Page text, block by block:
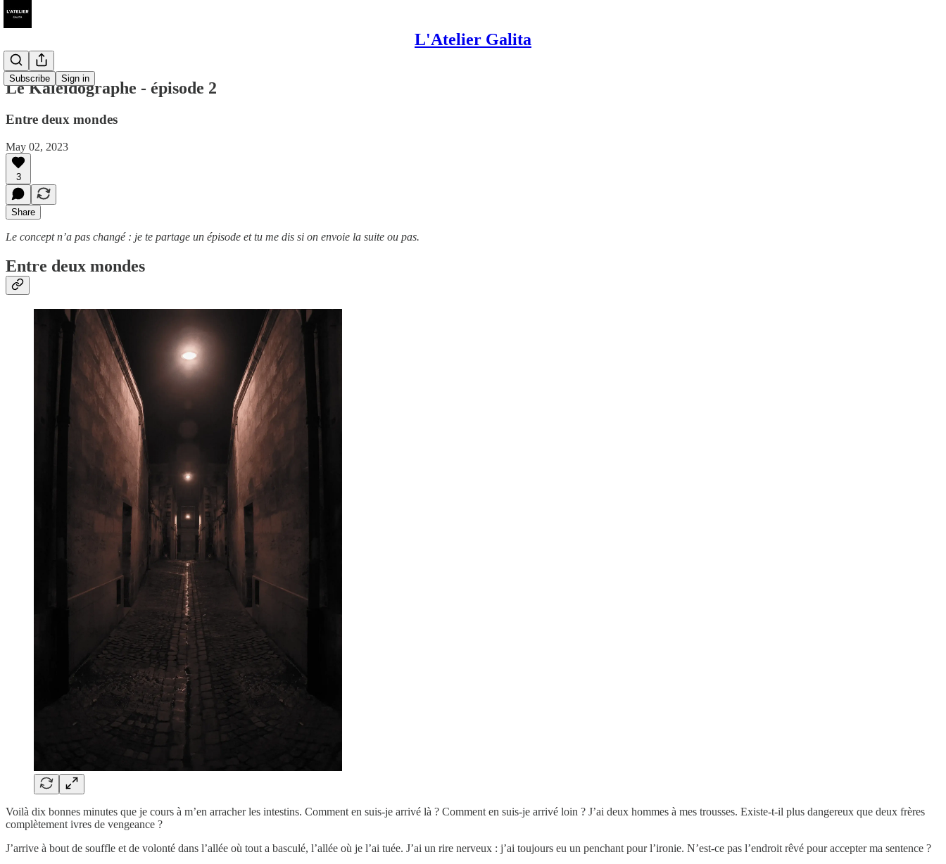
L'Atelier Galita
Subscribe Sign in
Le Kaléidographe - épisode 2
Entre deux mondes
May 02, 2023
3
Share
Le concept n’a pas changé : je te partage un épisode et tu me dis si on envoie la suite ou pas.
Entre deux mondes
Voilà dix bonnes minutes que je cours à m’en arracher les intestins. Comment en suis-je arrivé là ? Comment en suis-je arrivé loin ? J’ai deux hommes à mes trousses. Existe-t-il plus dangereux que deux frères
complètement ivres de vengeance ?
J’arrive à bout de souffle et de volonté dans l’allée où tout a basculé, l’allée où je l’ai tuée. J’ai un rire nerveux : j’ai toujours eu un penchant pour l’ironie. N’est-ce pas l’endroit rêvé pour accepter ma sentence ?